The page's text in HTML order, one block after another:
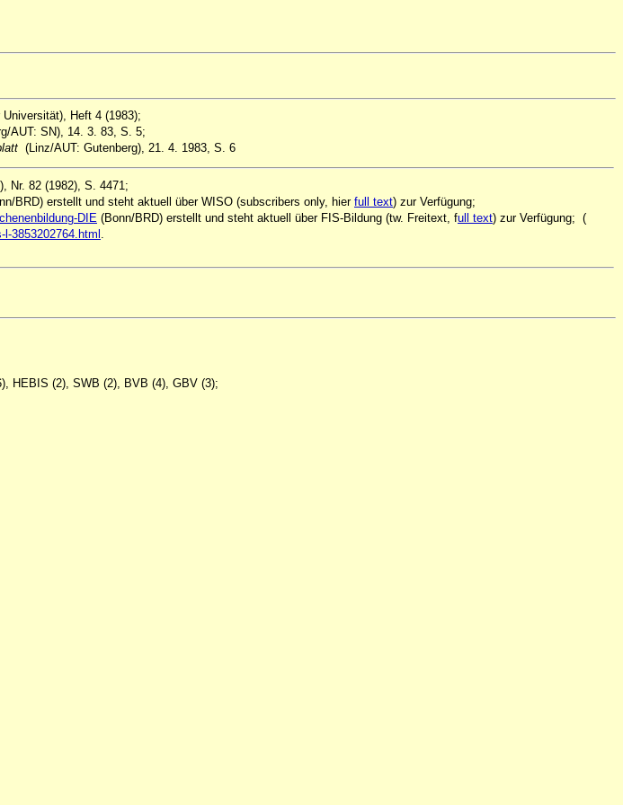
Heft 4 (1983);
AUT: SN), 14. 3. 83, S. 5;
(Linz/AUT: Gutenberg), 21. 4. 1983, S. 6
Nr. 82 (1982), S. 4471;
BRD) erstellt und steht aktuell über WISO (subscribers only, hier full text) zur Verfügung;
DIE (Bonn/BRD) erstellt und steht aktuell über FIS-Bildung (tw. Freitext, full text) zur Verfügung; (
3853202764.html .
HEBIS (2), SWB (2), BVB (4), GBV (3);